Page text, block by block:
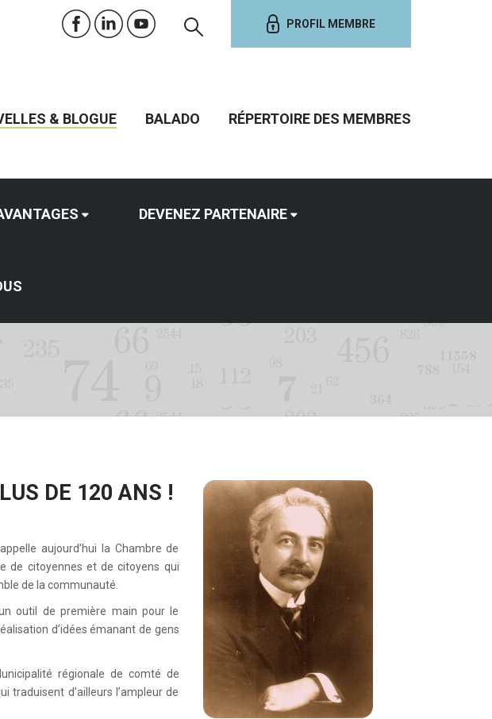
PROFIL MEMBRE
& BLOGUE BALADO RÉPERTOIRE DES MEMBRES
DEVENEZ PARTENAIRE
DE 120 ANS !
aujourd’hui la Chambre de
de citoyennes et de citoyens qui
de la communauté.
outil de première main pour le
d’idées émanant de gens
régionale de comté de
traduisent d’ailleurs l’ampleur de